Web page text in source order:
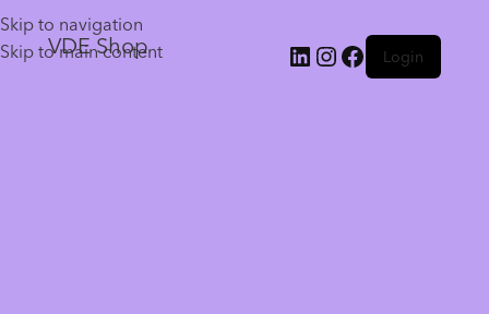
Skip to navigation
Skip to main content
VDE Shop Login